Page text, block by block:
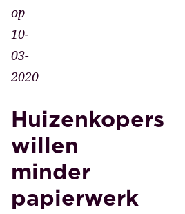
op
10-
03-
2020
Huizenkopers
willen
minder
papierwerk